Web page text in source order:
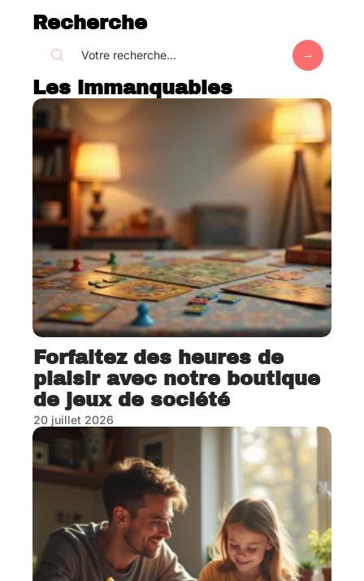
Recherche
Les immanquables
Forfaitez des heures de
plaisir avec notre boutique
de jeux de société
20 juillet 2026